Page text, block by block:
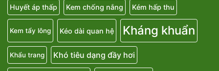
Huyết áp thấp Kem chống nắng Kém hấp thu
Kem tẩy lông Kéo dài quan hệ Kháng khuẩn
Khẩu trang Khó tiêu dạng đầy hơi